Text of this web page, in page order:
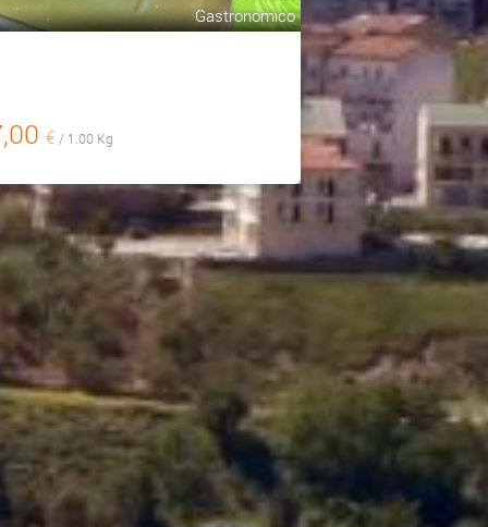
Gastronomico
€ / 1.00 Kg